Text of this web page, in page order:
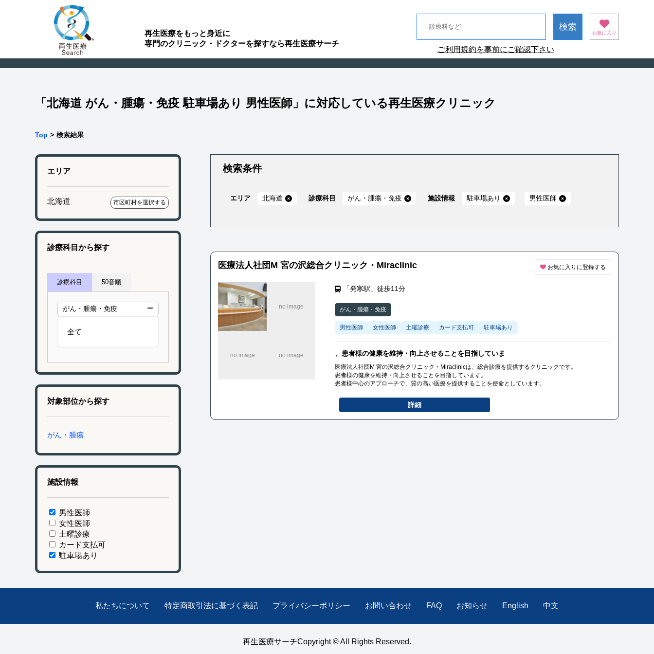
再生医療をもっと身近に
専門のクリニック・ドクターを探すなら再生医療サーチ
お気に入り
ご利用規約を事前にご確認下さい
「北海道 がん・腫瘍・免疫 駐車場あり 男性医師」に対応している再生医療クリニック
Top > 検索結果
エリア
北海道 市区町村を選択する
診療科目から探す
診療科目 50音順
がん・腫瘍・免疫
全て
対象部位から探す
がん・腫瘍
施設情報
男性医師
女性医師
土曜診療
カード支払可
駐車場あり
検索条件
エリア 北海道 診療科目 がん・腫瘍・免疫 施設情報 駐車場あり 男性医師
医療法人社団M 宮の沢総合クリニック・Miraclinic お気に入りに登録する
「発寒駅」徒歩11分
がん・腫瘍・免疫
男性医師 女性医師 土曜診療 カード支払可 駐車場あり
、患者様の健康を維持・向上させることを目指していま
医療法人社団M 宮の沢総合クリニック・Miraclinicは、総合診療を提供するクリニックです。
患者様の健康を維持・向上させることを目指しています。
患者様中心のアプローチで、質の高い医療を提供することを使命としています。
詳細
私たちについて 特定商取引法に基づく表記 プライバシーポリシー お問い合わせ FAQ お知らせ English 中文
再生医療サーチCopyright © All Rights Reserved.